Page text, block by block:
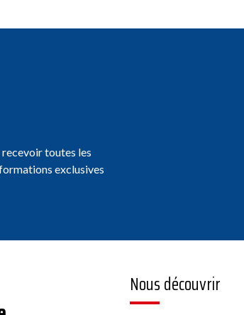
toutes les
exclusives
Nous découvrir